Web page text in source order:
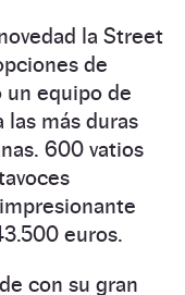
la Street
de
un equipo de
las más duras
600 vatios
euros.
con su gran